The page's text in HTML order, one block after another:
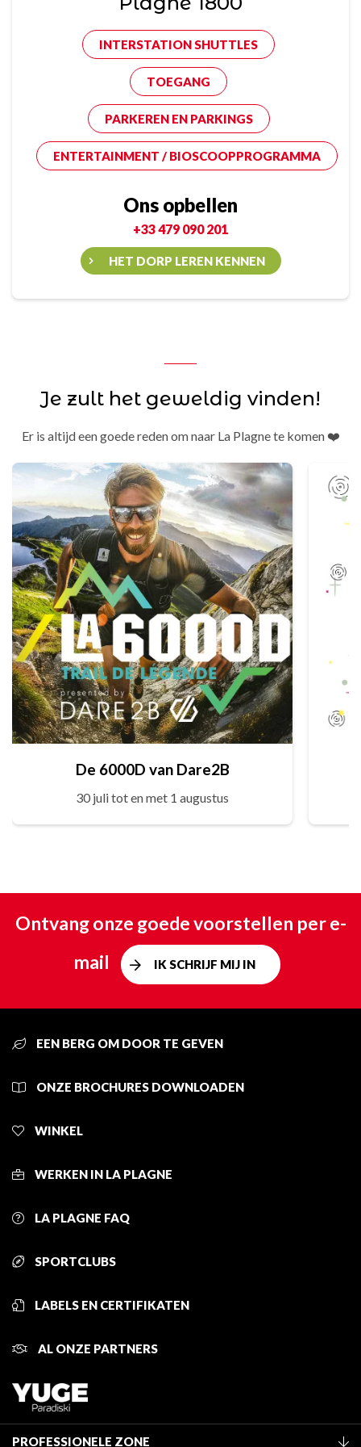
INTERSTATION SHUTTLES
TOEGANG
PARKEREN EN PARKINGS
ENTERTAINMENT / BIOSCOOPPROGRAMMA
Ons opbellen
+33 479 090 201
HET DORP LEREN KENNEN
Je zult het geweldig vinden!
Er is altijd een goede reden om naar La Plagne te komen ❤️
De 6000D van Dare2B
30 juli tot en met 1 augustus
Ontvang onze goede voorstellen per e-
mail
IK SCHRIJF MIJ IN
EEN BERG OM DOOR TE GEVEN
ONZE BROCHURES DOWNLOADEN
WINKEL
WERKEN IN LA PLAGNE
LA PLAGNE FAQ
SPORTCLUBS
LABELS EN CERTIFIKATEN
AL ONZE PARTNERS
PROFESSIONELE ZONE